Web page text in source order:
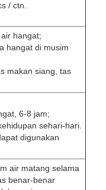
/ ctn.
hangat;
hangat di musim
makan siang, tas
6-8 jam;
sehari-hari.
digunakan
air matang selama
benar-benar